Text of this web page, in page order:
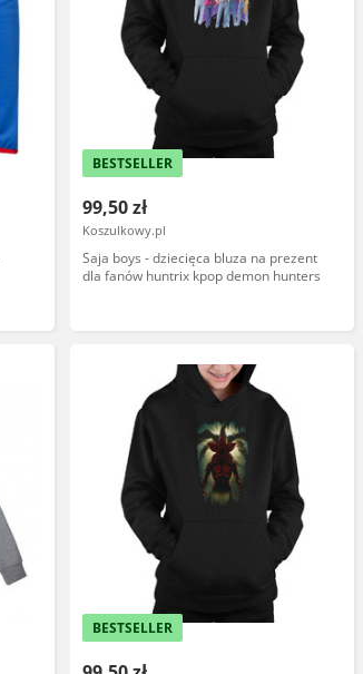
BESTSELLER
99,50 zł
Koszulkowy.pl
Saja boys - dziecięca bluza na prezent
dla fanów huntrix kpop demon hunters
BESTSELLER